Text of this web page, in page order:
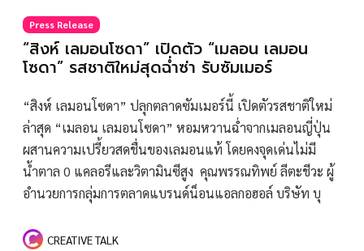
Press Release
“สิงห์ เลมอนโซดา” เปิดตัว “เมลอน เลมอน
โซดา” รสชาติใหม่สุดฉ่ำซ่า รับซัมเมอร์
“สิงห์ เลมอนโซดา” ปลุกตลาดซัมเมอร์นี้ เปิดตัวรสชาติใหม่
ล่าสุด “เมลอน เลมอนโซดา” หอมหวานฉ่ำจากเมลอนญี่ปุ่น
ผสานความเปรี้ยวสดชื่นของเลมอนแท้ โดยคงจุดเด่นไม่มี
น้ำตาล 0 แคลอรีและวิตามินซีสูง คุณพรรณทิพย์ ลีตะชีวะ ผู้
อำนวยการกลุ่มการตลาดแบรนด์น็อนแอลกอฮอล์ บริษัท บุ
CREATIVE TALK